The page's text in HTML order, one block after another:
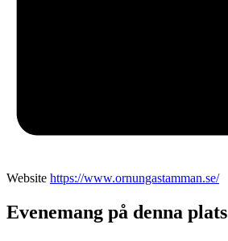
Website https://www.ornungastamman.se/
Evenemang på denna plats